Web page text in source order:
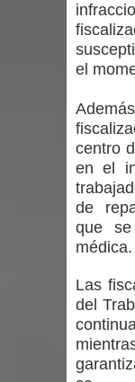
el
centro
en el
de
que se
médica.
Las
del